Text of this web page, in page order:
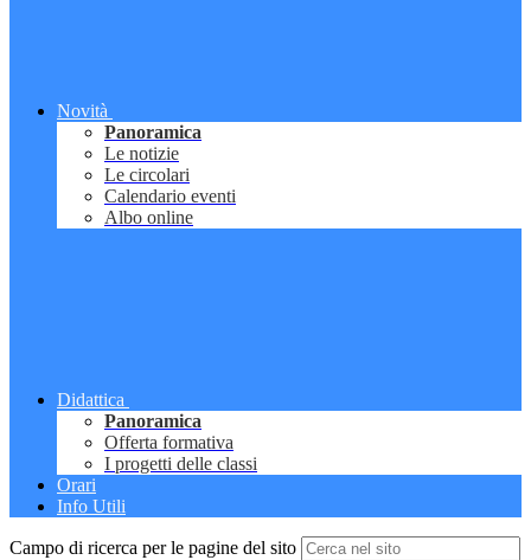
Novità
Panoramica
Le notizie
Le circolari
Calendario eventi
Albo online
Didattica
Panoramica
Offerta formativa
I progetti delle classi
Orari
Info Utili
Campo di ricerca per le pagine del sito